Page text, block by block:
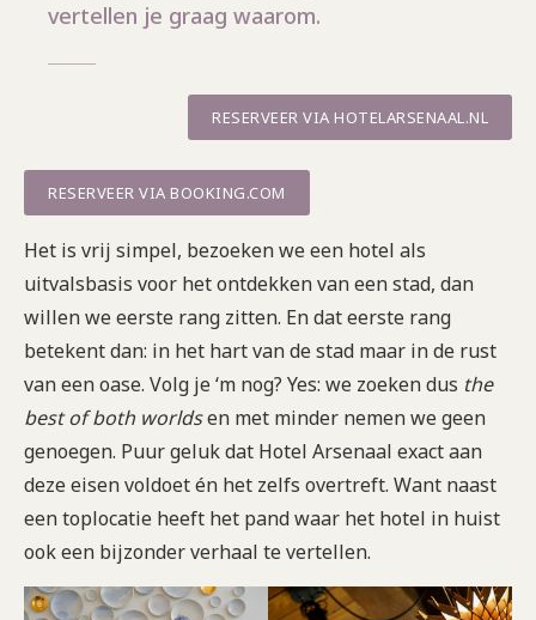
vertellen je graag waarom.
RESERVEER VIA HOTELARSENAAL.NL
RESERVEER VIA BOOKING.COM
Het is vrij simpel, bezoeken we een hotel als
uitvalsbasis voor het ontdekken van een stad, dan
willen we eerste rang zitten. En dat eerste rang
betekent dan: in het hart van de stad maar in de rust
van een oase. Volg je ‘m nog? Yes: we zoeken dus the
best of both worldsen met minder nemen we geen
genoegen. Puur geluk dat Hotel Arsenaal exact aan
deze eisen voldoet én het zelfs overtreft. Want naast
een toplocatie heeft het pand waar het hotel in huist
ook een bijzonder verhaal te vertellen.